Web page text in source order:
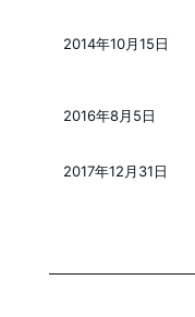
2014年10月15日
2016年8月5日
2017年12月31日